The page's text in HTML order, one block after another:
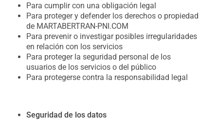
Para cumplir con una obligación legal
Para proteger y defender los derechos o propiedad
de MARTABERTRAN-PNI.COM
Para prevenir o investigar posibles irregularidades
en relación con los servicios
Para proteger la seguridad personal de los
usuarios de los servicios o del público
Para protegerse contra la responsabilidad legal
Seguridad de los datos